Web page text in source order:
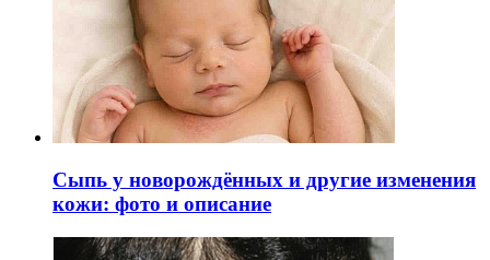
Сыпь у новорождённых и другие изменения
кожи: фото и описание